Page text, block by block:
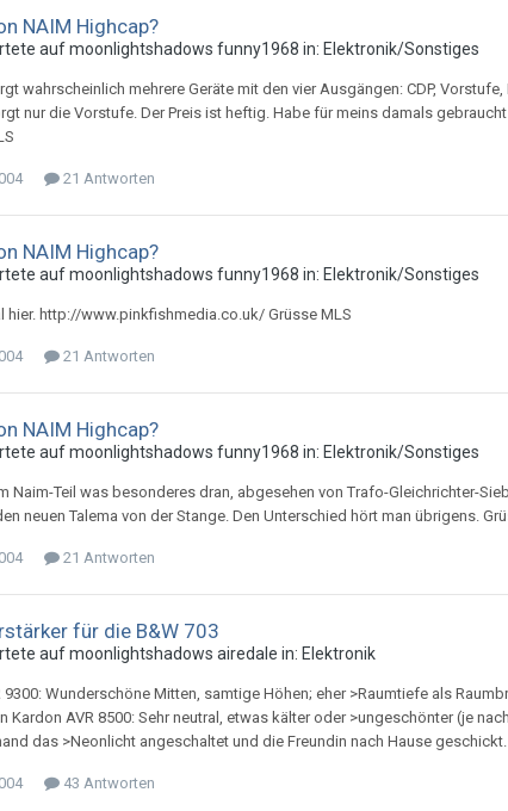
NAIM Highcap?
aufmoonlightshadows funny1968 in: Elektronik/Sonstiges
wahrscheinlich mehrere Geräte mit den vier Ausgängen: CDP,
nur die Vorstufe. Der Preis ist heftig. Habe für meins damals
21 Antworten
NAIM Highcap?
aufmoonlightshadows funny1968 in: Elektronik/Sonstiges
hier. http://www.pinkfishmedia.co.uk/ Grüsse MLS
21 Antworten
NAIM Highcap?
aufmoonlightshadows funny1968 in: Elektronik/Sonstiges
Naim-Teil was besonderes dran, abgesehen von Trafo-Gleichrichter-
neuen Talema von der Stange. Den Unterschied hört man übrigens.
21 Antworten
für die B&W 703
aufmoonlightshadows airedale in: Elektronik
9300: Wunderschöne Mitten, samtige Höhen; eher >Raumtiefe als
Kardon AVR 8500: Sehr neutral, etwas kälter oder >ungeschönter (je
das >Neonlicht angeschaltet und die Freundin nach Hause
43 Antworten